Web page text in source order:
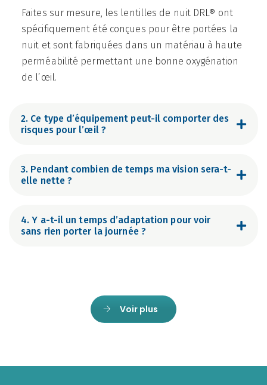
Faites sur mesure, les lentilles de nuit DRL® ont
spécifiquement été conçues pour être portées la
nuit et sont fabriquées dans un matériau à haute
perméabilité permettant une bonne oxygénation
de l’œil.
2. Ce type d’équipement peut-il comporter des
risques pour l’œil ?
3. Pendant combien de temps ma vision sera-t-
elle nette ?
4. Y a-t-il un temps d’adaptation pour voir
sans rien porter la journée ?
Voir plus